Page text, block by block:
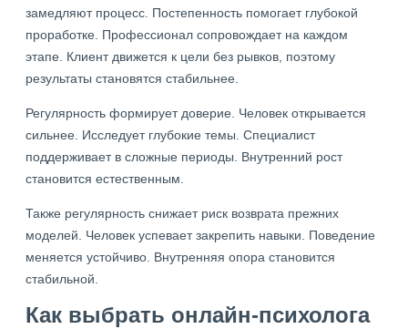
замедляют процесс. Постепенность помогает глубокой
проработке. Профессионал сопровождает на каждом
этапе. Клиент движется к цели без рывков, поэтому
результаты становятся стабильнее.
Регулярность формирует доверие. Человек открывается
сильнее. Исследует глубокие темы. Специалист
поддерживает в сложные периоды. Внутренний рост
становится естественным.
Также регулярность снижает риск возврата прежних
моделей. Человек успевает закрепить навыки. Поведение
меняется устойчиво. Внутренняя опора становится
стабильной.
Как выбрать онлайн-психолога